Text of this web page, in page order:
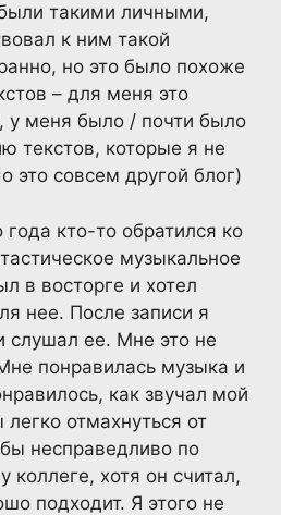
такими личными,
к ним такой
но это было похоже
– для меня это
у меня было / почти было
текстов, которые я не
это совсем другой блог)
кто-то обратился ко
музыкальное
в восторге и хотел
нее. После записи я
слушал ее. Мне это не
понравилась музыка и
как звучал мой
отмахнуться от
несправедливо по
хотя он считал,
подходит. Я этого не